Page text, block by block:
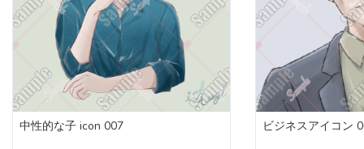
中性的な子 icon 007 ビジネスアイコン